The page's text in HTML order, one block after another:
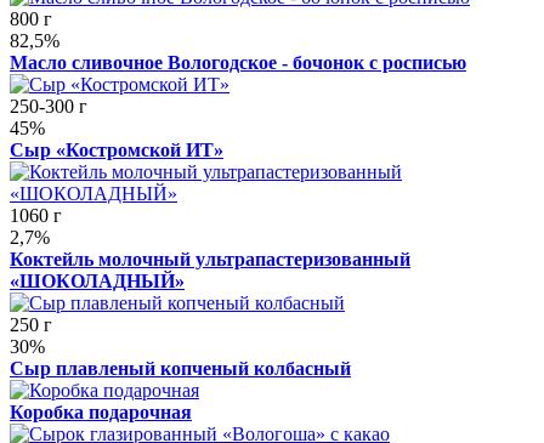
800 г
82,5%
Масло сливочное Вологодское - бочонок с росписью
250-300 г
45%
Сыр «Костромской ИТ»
1060 г
2,7%
Коктейль молочный ультрапастеризованный
«ШОКОЛАДНЫЙ»
250 г
30%
Сыр плавленый копченый колбасный
Коробка подарочная